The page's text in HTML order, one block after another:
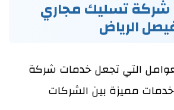
شركة تسليك مجاري
الرياض
التي تجعل خدمات شركة
مميزة بين الشركات